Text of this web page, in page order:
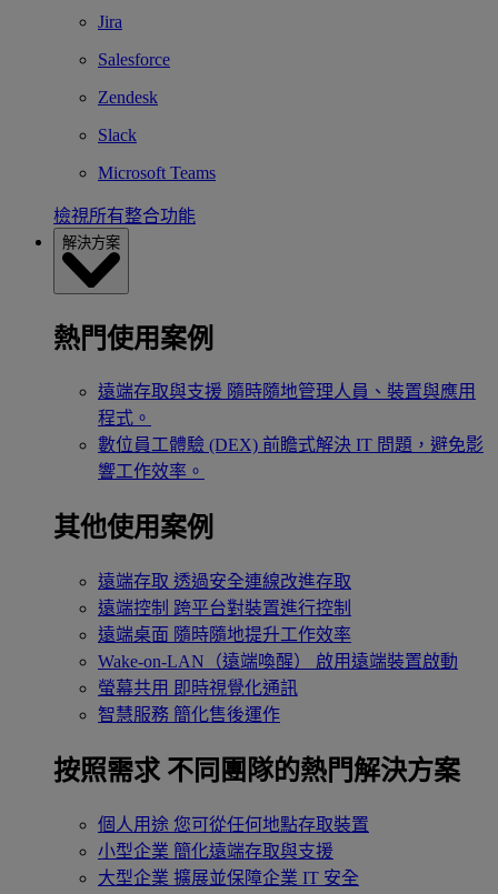
Jira
Salesforce
Zendesk
Slack
Microsoft Teams
檢視所有整合功能
解決方案
熱門使用案例
遠端存取與支援 隨時隨地管理人員、裝置與應用
程式。
數位員工體驗 (DEX) 前瞻式解決 IT 問題，避免影
響工作效率。
其他使用案例
遠端存取 透過安全連線改進存取
遠端控制 跨平台對裝置進行控制
遠端桌面 隨時隨地提升工作效率
Wake-on-LAN（遠端喚醒）
啟用遠端裝置啟動
螢幕共用 即時視覺化通訊
智慧服務 簡化售後運作
按照需求 不同團隊的熱門解決方案
個人用途 您可從任何地點存取裝置
小型企業 簡化遠端存取與支援
大型企業 擴展並保障企業 IT 安全